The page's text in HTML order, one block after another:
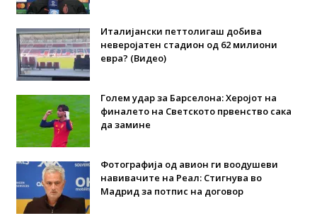
Италијански петтолигаш добива
неверојатен стадион од 62 милиони
евра? (Видео)
Голем удар за Барселона: Херојот на
финалето на Светското првенство сака
да замине
Фотографија од авион ги воодушеви
навивачите на Реал: Стигнува во
Мадрид за потпис на договор